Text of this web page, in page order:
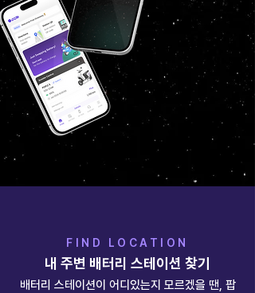
FIND LOCATION
​내 주변 배터리 스테이션 찾기
배터리 스테이션이 어디있는지 모르겠을 땐, 팝